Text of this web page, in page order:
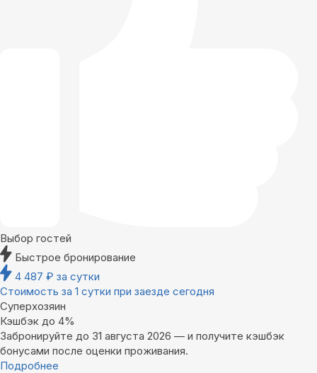
Выбор гостей
Быстрое бронирование
4 487 ₽ за сутки
Стоимость за 1 сутки при заезде сегодня
Суперхозяин
Кэшбэк до 4%
Забронируйте до 31 августа 2026 — и получите кэшбэк
бонусами после оценки проживания.
Подробнее